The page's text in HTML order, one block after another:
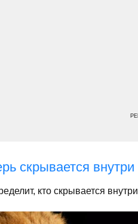
скрывается внутри
кто скрывается